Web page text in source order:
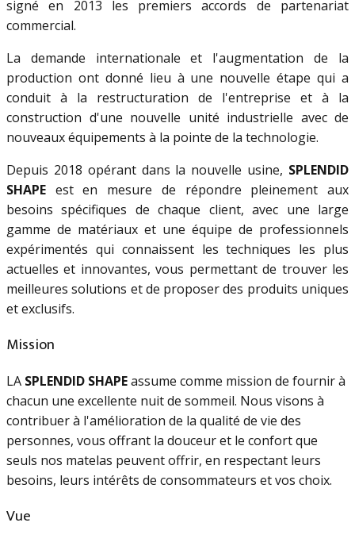
signé en 2013 les premiers accords de partenariat
commercial.
La demande internationale et l'augmentation de la
production ont donné lieu à une nouvelle étape qui a
conduit à la restructuration de l'entreprise et à la
construction d'une nouvelle unité industrielle avec de
nouveaux équipements à la pointe de la technologie.
Depuis 2018 opérant dans la nouvelle usine, SPLENDID
SHAPE est en mesure de répondre pleinement aux
besoins spécifiques de chaque client, avec une large
gamme de matériaux et une équipe de professionnels
expérimentés qui connaissent les techniques les plus
actuelles et innovantes, vous permettant de trouver les
meilleures solutions et de proposer des produits uniques
et exclusifs.
Mission
LA SPLENDID SHAPEassume comme mission de fournir à
chacun une excellente nuit de sommeil. Nous visons à
contribuer à l'amélioration de la qualité de vie des
personnes, vous offrant la douceur et le confort que
seuls nos matelas peuvent offrir, en respectant leurs
besoins, leurs intérêts de consommateurs et vos choix.
Vue